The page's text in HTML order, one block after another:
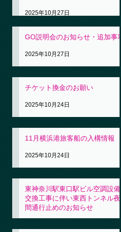
2025年10月27日
GO説明会のお知らせ・追加事項
2025年10月27日
チケット換金のお願い
2025年10月24日
11月横浜港旅客船の入構情報
2025年10月24日
東神奈川駅東口駅ビル空調設備
交換工事に伴い東西トンネル夜
間通行止めのお知らせ